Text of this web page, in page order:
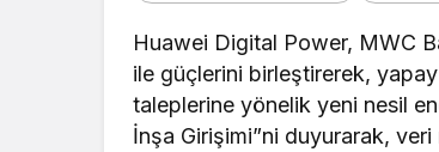
Huawei Digital Power, MWC
ile güçlerini birleştirerek,
taleplerine yönelik yeni nesil
İnşa Girişimi”ni duyurarak,